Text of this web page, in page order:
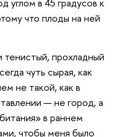
что плоды на ней
прохладный
чуть сырая, как
не такой, как в
— не город, а
в раннем
чтобы меня было